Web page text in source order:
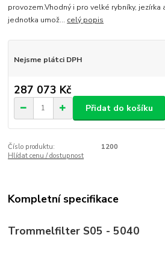
provozem.Vhodný i pro velké rybníky, jezírka
jednotka umož... celý popis
Nejsme plátci DPH
287 073 Kč
Přidat do košíku
Číslo produktu:
1200
Hlídat cenu / dostupnost
Kompletní specifikace
Trommelfilter S05 - 5040